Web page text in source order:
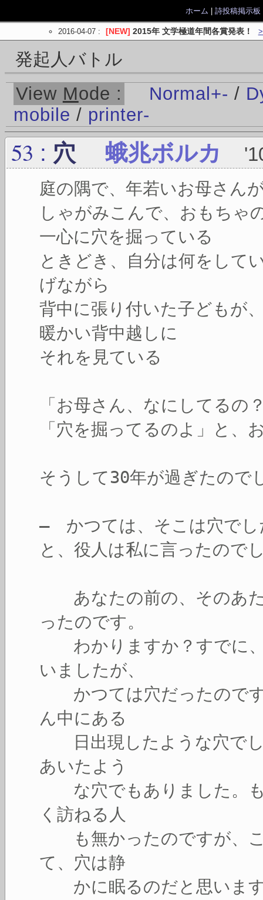
ホーム 詩投稿掲示板
2016-04-07: [NEW] 2015年 文学極道年間各賞発表！
発起人バトル
View Mode : Normal +- /
mobile / printer-
53 : 穴 蛾兆ボルカ
庭の隅で、年若いお母さん
しゃがみこんで、おもちゃ
一心に穴を掘っている
ときどき、自分は何をして
げながら
背中に張り付いた子どもが
暖かい背中越しに
それを見ている
「お母さん、なにしてるの
「穴を掘ってるのよ」と、
そうして30年が過ぎたので
― かつては、そこは穴でし
と、役人は私に言ったので
あなたの前の、そのあた
ったのです。
わかりますか？すでに、
いましたが、
かつては穴だったのです
ん中にある
日出現したような穴でし
あいたよう
な穴でもありました。も
く訪ねる人
も無かったのですが、こ
て、穴は静
かに眠るのだと思います